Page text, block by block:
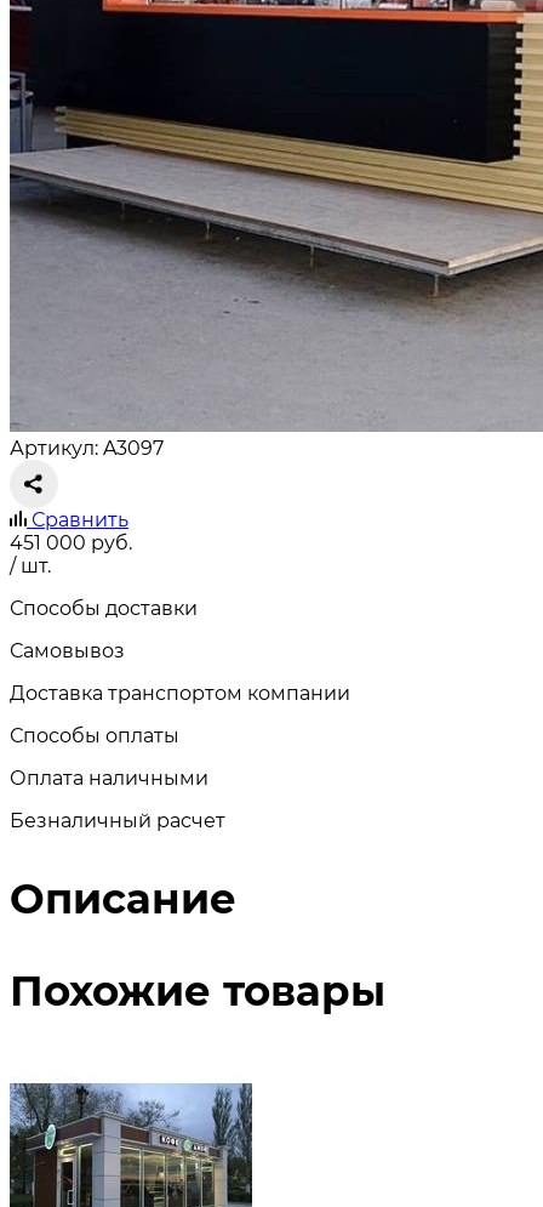
Артикул: A3097
Сравнить
451 000 руб.
/ шт.
Способы доставки
Самовывоз
Доставка транспортом компании
Способы оплаты
Оплата наличными
Безналичный расчет
Описание
Похожие товары